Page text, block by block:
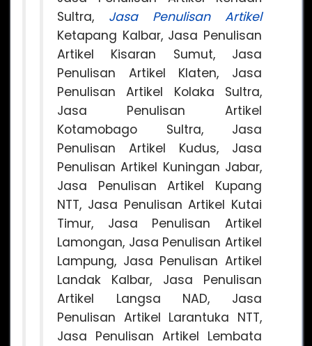
Sultra, Jasa Penulisan Artikel
Ketapang Kalbar, Jasa Penulisan
Artikel Kisaran Sumut, Jasa
Penulisan Artikel Klaten, Jasa
Penulisan Artikel Kolaka Sultra,
Jasa Penulisan Artikel
Kotamobago Sultra, Jasa
Penulisan Artikel Kudus, Jasa
Penulisan Artikel Kuningan Jabar,
Jasa Penulisan Artikel Kupang
NTT, Jasa Penulisan Artikel Kutai
Timur, Jasa Penulisan Artikel
Lamongan, Jasa Penulisan Artikel
Lampung, Jasa Penulisan Artikel
Landak Kalbar, Jasa Penulisan
Artikel Langsa NAD, Jasa
Penulisan Artikel Larantuka NTT,
Jasa Penulisan Artikel Lembata